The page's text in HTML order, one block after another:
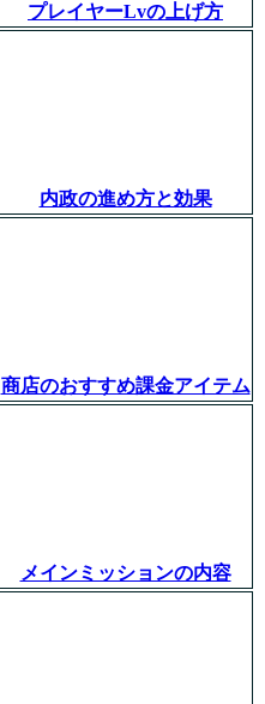
プレイヤーLvの上げ方
内政の進め方と効果
商店のおすすめ課金アイテム
メインミッションの内容